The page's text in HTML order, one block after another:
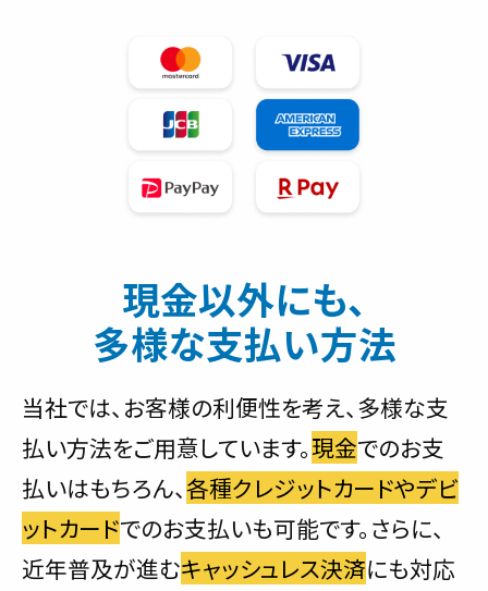
現金以外にも、
多様な支払い方法
当社では、お客様の利便性を考え、多様な支
払い方法をご用意しています。現金でのお支
払いはもちろん、各種クレジットカードやデビ
ットカードでのお支払いも可能です。さらに、
近年普及が進むキャッシュレス決済にも対応